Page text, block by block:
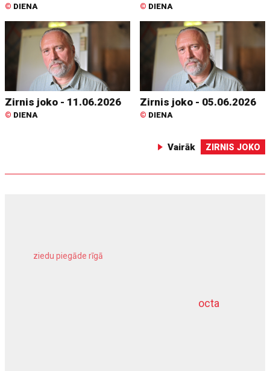
© DIENA © DIENA
Zirnis joko - 11.06.2026
© DIENA
Zirnis joko - 05.06.2026
© DIENA
Vairāk ZIRNIS JOKO
octa
ziedu piegāde rīgā
dziļurbums